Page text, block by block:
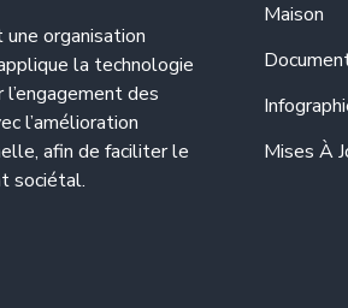
organisation
la technologie
l’engagement des
l’amélioration
afin de faciliter le
sociétal.
Maison
Mises À